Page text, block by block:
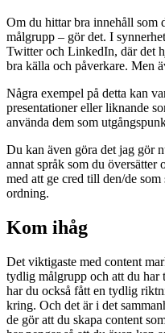
Om du hittar bra innehåll som
målgrupp – gör det. I
Twitter och LinkedIn, där det
bra källa och påverkare. Men
Några exempel på detta kan
presentationer eller liknande
använda dem som
Du kan även göra det jag gör
annat språk som du översätter
med att ge cred till den/de
ordning.
Kom ihåg
Det viktigaste med content
tydlig målgrupp och att du har
har du också fått en tydlig
kring. Och det är i det
de gör att du skapa content